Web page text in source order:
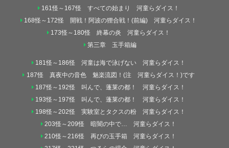
161怪～167怪 すべての始まり 河童らダイス！
168怪～172怪 開戦！阿波の狸合戦！(前編) 河童らダイス！
173怪～180怪 終幕の炎 河童らダイス！
第三章 玉手箱編
181怪～186怪 河童は海で泳げない 河童らダイス！
187怪 真夜中の音色 魅楽流図！(注 河童らダイス！)です
187怪～192怪 叫んで、蓬莱の都！ 河童らダイス！
193怪～197怪 叫んで、蓬莱の都！ 河童らダイス！
198怪～202怪 実験室とタクスの粉 河童らダイス！
203怪～209怪 暗闇の中で… 河童らダイス！
210怪～216怪 再びの玉手箱 河童らダイス！